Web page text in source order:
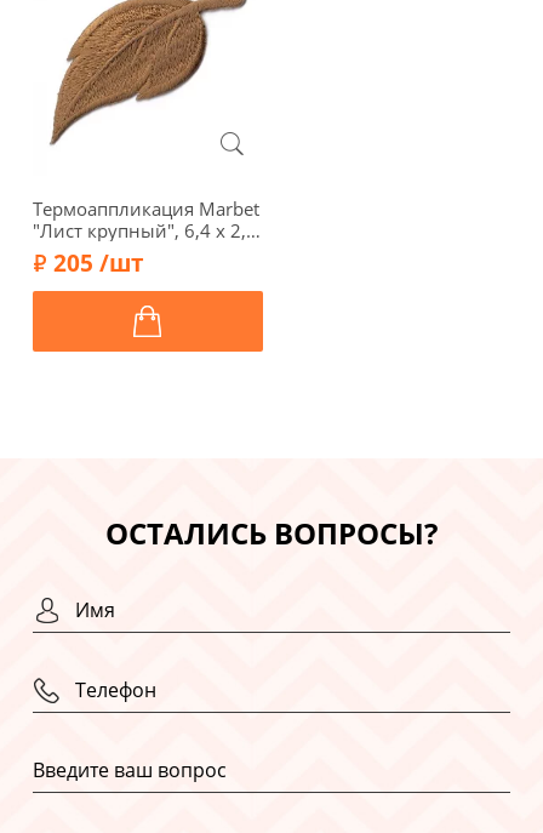
Термоаппликация Marbet
"Лист крупный", 6,4 х 2,6
см, коричневый,
565111.H
205 /шт
ОСТАЛИСЬ ВОПРОСЫ?